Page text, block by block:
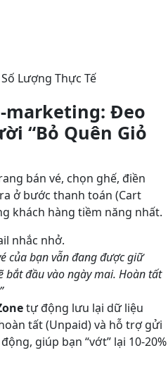
Lượng Thực Tế
marketing: Đeo
“Bỏ Quên Giỏ
bán vé, chọn ghế, điền
ở bước thanh toán (Cart
khách hàng tiềm năng nhất.
nhắc nhở.
của bạn vẫn đang được giữ
bắt đầu vào ngày mai. Hoàn tất
tự động lưu lại dữ liệu
tất (Unpaid) và hỗ trợ gửi
giúp bạn “vớt” lại 10-20%